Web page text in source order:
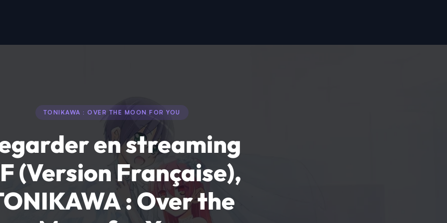
TONIKAWA : OVER THE MOON FOR YOU
en streaming
(Version Française),
: Over the